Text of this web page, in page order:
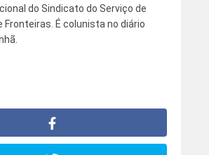
do Sindicato do Serviço de
Fronteiras. É colunista no diário